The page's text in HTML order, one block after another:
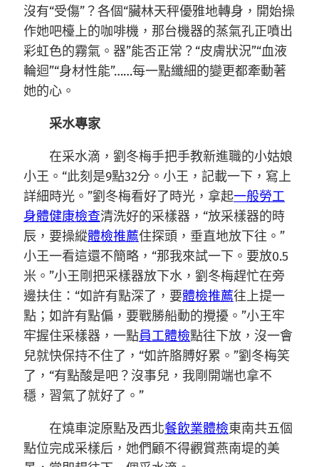
沒有“受傷”？各個“臟林天秤優雅地轉身，開始操
作她吧檯上的咖啡機，那台機器的蒸氣孔正噴出
彩虹色的霧氣。器”能否正常？“皮膚狀況”“血液
輪迴”“身材性能”……每一點纖細的變更都牽動著
她的心。
采水專家
在采水滴，劉冬梅手把手教新進職的小姑娘
小王。“此刻是9點32分。小王，記載一下，寫上
詳細時光。”劉冬梅看好了時光，拿起一般勞工
身體健康檢查清洗好的采樣器，“放采樣器的時
辰，要操縱體檢推薦住探頭，垂直地放下往。”
小王一看這還不簡略，“那我來試一下。要放0.5
米。”小王剛把采樣器放下水，劉冬梅趕忙在旁
邊扶住：“如許有點深了，要體檢推薦往上提一
點；如許有點偏，要戰勝船動的攪擾。”小王牢
牢握住采樣器，一點員工體檢點往下放，沒一會
兒就快保持不住了，“如許胳膊好累。”劉冬梅笑
了，“有點酸是吧？沒事兒，我剛開端也拿不
穩，習氣了就好了。”
在燒車淀原點及西北餐飲業體檢東南共五個
點位完成采樣后，她們顧不得觀賞燕南堤的美